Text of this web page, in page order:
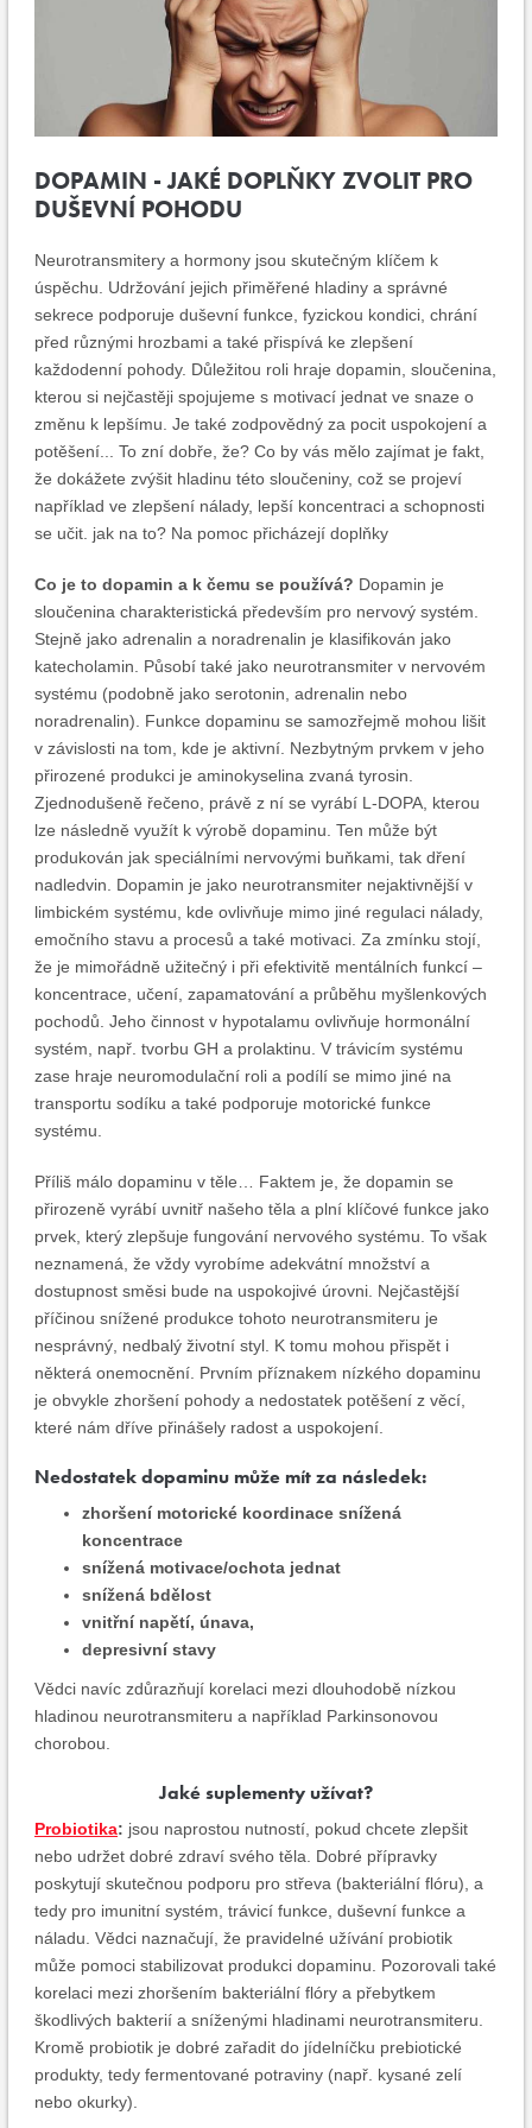
DOPAMIN - JAKÉ DOPLŇKY ZVOLIT PRO
DUŠEVNÍ POHODU
Neurotransmitery a hormony jsou skutečným klíčem k
úspěchu. Udržování jejich přiměřené hladiny a správné
sekrece podporuje duševní funkce, fyzickou kondici, chrání
před různými hrozbami a také přispívá ke zlepšení
každodenní pohody. Důležitou roli hraje dopamin, sloučenina,
kterou si nejčastěji spojujeme s motivací jednat ve snaze o
změnu k lepšímu. Je také zodpovědný za pocit uspokojení a
potěšení... To zní dobře, že? Co by vás mělo zajímat je fakt,
že dokážete zvýšit hladinu této sloučeniny, což se projeví
například ve zlepšení nálady, lepší koncentraci a schopnosti
se učit. jak na to? Na pomoc přicházejí doplňky
Co je to dopamin a k čemu se používá? Dopamin je
sloučenina charakteristická především pro nervový systém.
Stejně jako adrenalin a noradrenalin je klasifikován jako
katecholamin. Působí také jako neurotransmiter v nervovém
systému (podobně jako serotonin, adrenalin nebo
noradrenalin). Funkce dopaminu se samozřejmě mohou lišit
v závislosti na tom, kde je aktivní. Nezbytným prvkem v jeho
přirozené produkci je aminokyselina zvaná tyrosin.
Zjednodušeně řečeno, právě z ní se vyrábí L-DOPA, kterou
lze následně využít k výrobě dopaminu. Ten může být
produkován jak speciálními nervovými buňkami, tak dření
nadledvin. Dopamin je jako neurotransmiter nejaktivnější v
limbickém systému, kde ovlivňuje mimo jiné regulaci nálady,
emočního stavu a procesů a také motivaci. Za zmínku stojí,
že je mimořádně užitečný i při efektivitě mentálních funkcí –
koncentrace, učení, zapamatování a průběhu myšlenkových
pochodů. Jeho činnost v hypotalamu ovlivňuje hormonální
systém, např. tvorbu GH a prolaktinu. V trávicím systému
zase hraje neuromodulační roli a podílí se mimo jiné na
transportu sodíku a také podporuje motorické funkce
systému.
Příliš málo dopaminu v těle… Faktem je, že dopamin se
přirozeně vyrábí uvnitř našeho těla a plní klíčové funkce jako
prvek, který zlepšuje fungování nervového systému. To však
neznamená, že vždy vyrobíme adekvátní množství a
dostupnost směsi bude na uspokojivé úrovni. Nejčastější
příčinou snížené produkce tohoto neurotransmiteru je
nesprávný, nedbalý životní styl. K tomu mohou přispět i
některá onemocnění. Prvním příznakem nízkého dopaminu
je obvykle zhoršení pohody a nedostatek potěšení z věcí,
které nám dříve přinášely radost a uspokojení.
Nedostatek dopaminu může mít za následek:
zhoršení motorické koordinace snížená
koncentrace
snížená motivace/ochota jednat
snížená bdělost
vnitřní napětí, únava,
depresivní stavy
Vědci navíc zdůrazňují korelaci mezi dlouhodobě nízkou
hladinou neurotransmiteru a například Parkinsonovou
chorobou.
Jaké suplementy užívat?
Probiotika: jsou naprostou nutností, pokud chcete zlepšit
nebo udržet dobré zdraví svého těla. Dobré přípravky
poskytují skutečnou podporu pro střeva (bakteriální flóru), a
tedy pro imunitní systém, trávicí funkce, duševní funkce a
náladu. Vědci naznačují, že pravidelné užívání probiotik
může pomoci stabilizovat produkci dopaminu. Pozorovali také
korelaci mezi zhoršením bakteriální flóry a přebytkem
škodlivých bakterií a sníženými hladinami neurotransmiteru.
Kromě probiotik je dobré zařadit do jídelníčku prebiotické
produkty, tedy fermentované potraviny (např. kysané zelí
nebo okurky).